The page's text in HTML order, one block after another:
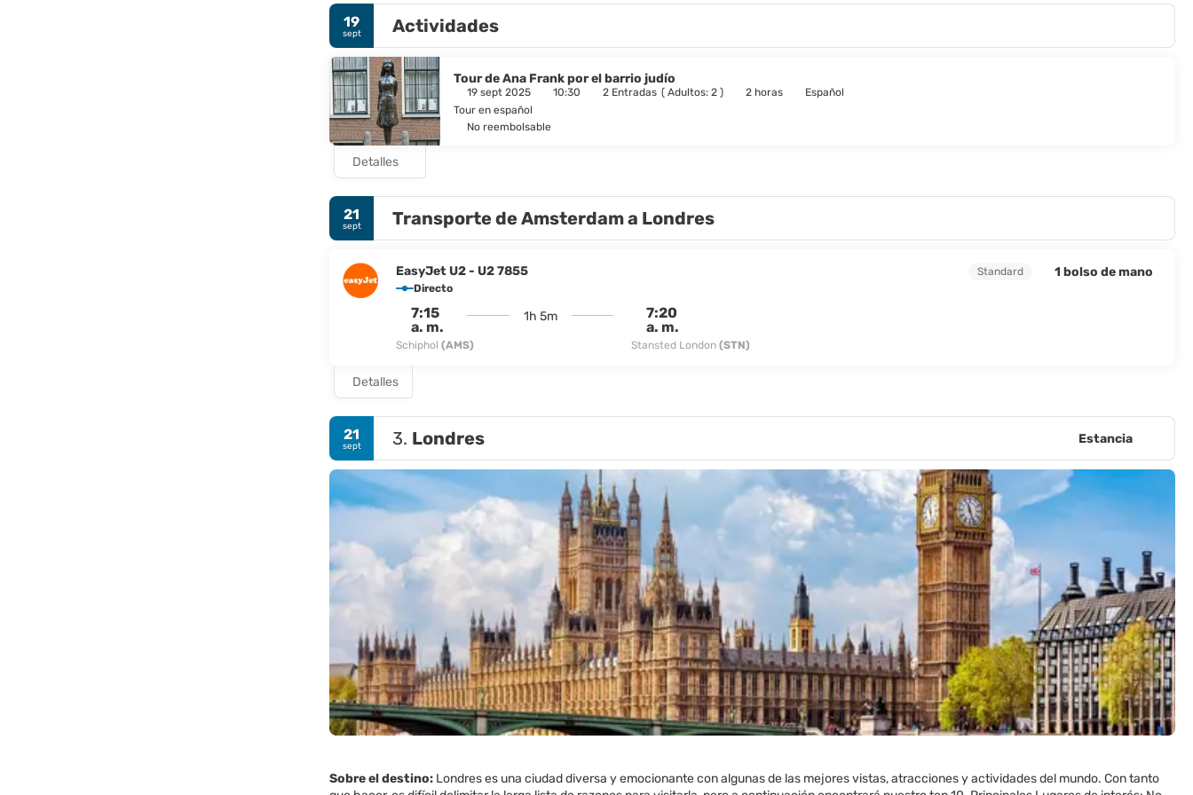
19
sept Actividades
Tour de Ana Frank por el barrio judío
19 sept 2025 10:30 2 Entradas ( Adultos: 2 ) 2 horas
Español
Tour en español
No reembolsable
Detalles
21
sept Transporte de Amsterdam a Londres
EasyJet U2 - U2 7855
Directo
7:15
a. m.
Schiphol (AMS)
1h 5m
7:20
a. m.
Stansted London (STN)
Standard 1 bolso de mano
Detalles
21
sept 3. Londres Estancia
Sobre el destino: Londres es una ciudad diversa y emocionante con algunas de las mejores vistas, atracciones y actividades del mundo. Con tanto